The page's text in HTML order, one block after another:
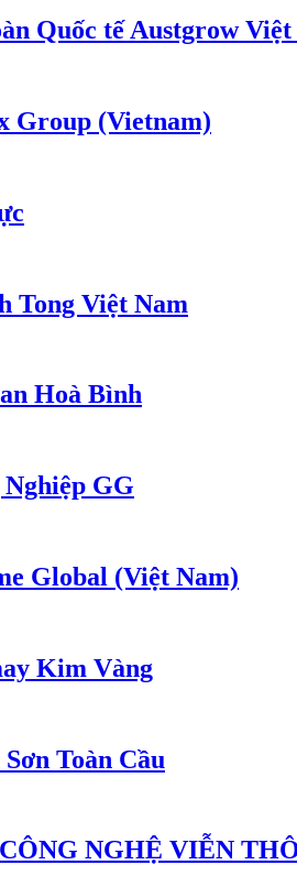
Quốc tế Austgrow Việt
Group (Vietnam)
Tong Việt Nam
Hoà Bình
GG
Global (Việt Nam)
Kim Vàng
Toàn Cầu
NGHỆ VIỄN